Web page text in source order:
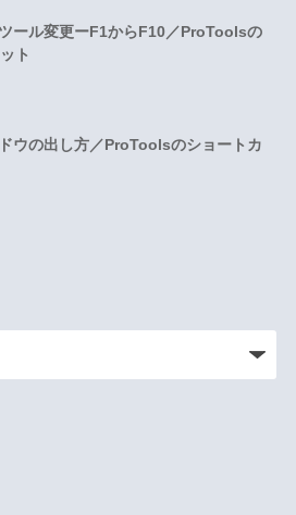
ール変更ーF1からF10／ProToolsの
ト
ウの出し方／ProToolsのショートカ